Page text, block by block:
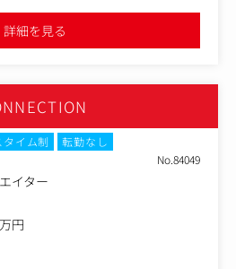
上、部署全体の生産性向上、既存
業務遂行能力向上及び品質改善を
詳細を見る
イム制
転勤なし
No.84049
イター
円